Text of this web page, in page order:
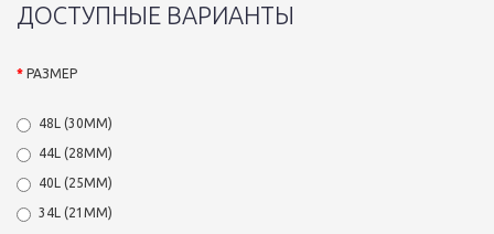
ДОСТУПНЫЕ ВАРИАНТЫ
РАЗМЕР
48L (30ММ)
44L (28ММ)
40L (25ММ)
34L (21ММ)